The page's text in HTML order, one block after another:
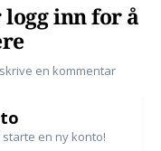
inn for å
en kommentar
en ny konto!